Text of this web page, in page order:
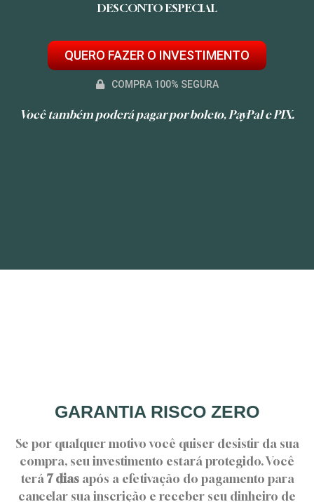
DESCONTO ESPECIAL
QUERO FAZER O INVESTIMENTO
COMPRA 100% SEGURA
Você também poderá pagar por boleto, PayPal e PIX.
GARANTIA RISCO ZERO
Se por qualquer motivo você quiser desistir da sua
compra, seu investimento estará protegido. Você
terá 7 diasapós a efetivação do pagamento para
cancelar sua inscrição e receber seu dinheiro de